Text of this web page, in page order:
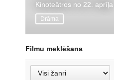
Kinoteātros no 22. aprīļa
Drāma
Filmu meklēšana